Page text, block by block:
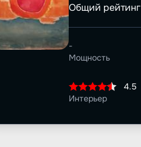
Общий рейтинг
-
Мощность
4.5
Интерьер